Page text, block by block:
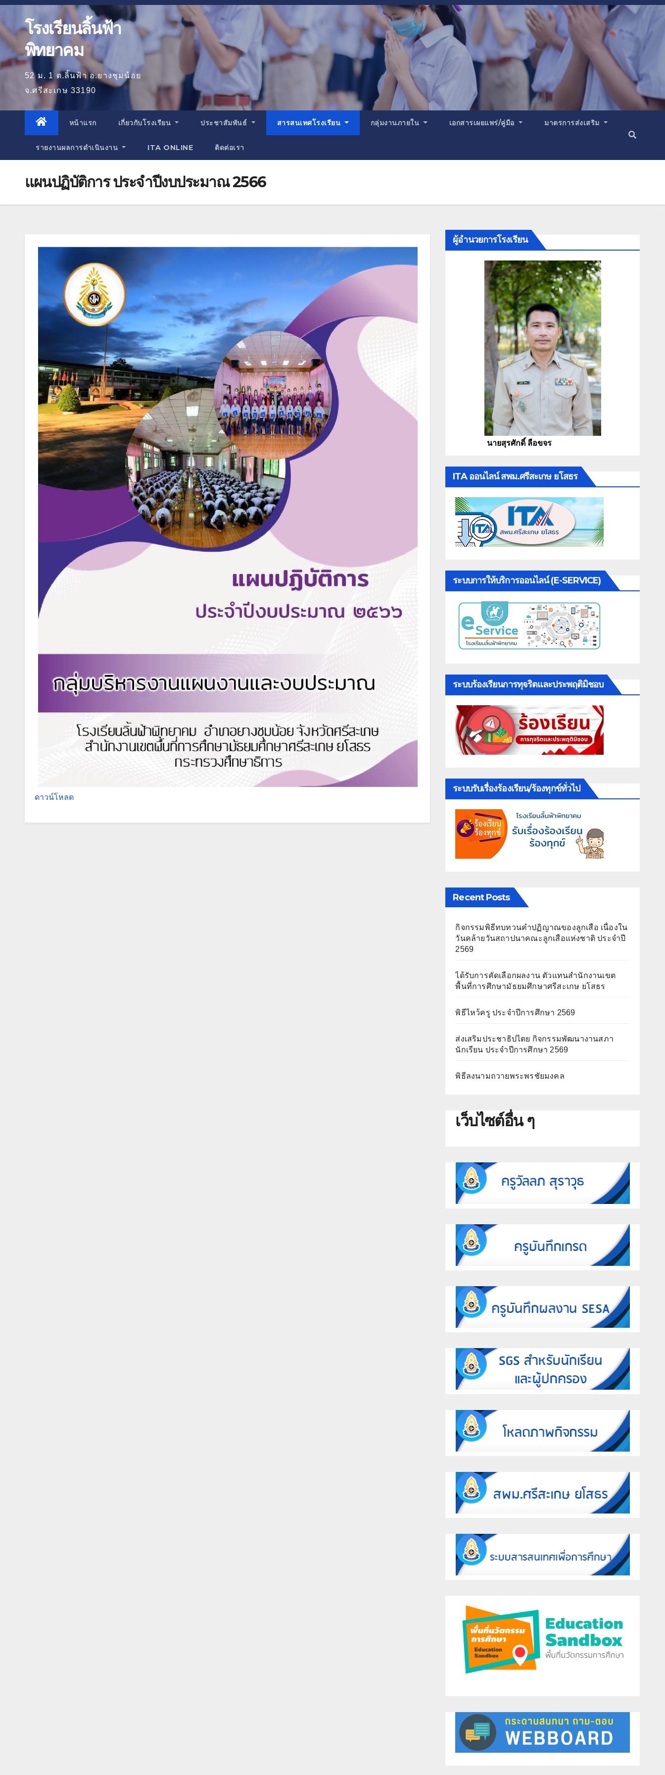
โรงเรียนลิ้นฟ้า
พิทยาคม
52 ม. 1 ต.ลิ้นฟ้า อ.ยางชุมน้อย
จ.ศรีสะเกษ 33190
หน้าแรก เกี่ยวกับโรงเรียน ประชาสัมพันธ์ สารสนเทศโรงเรียน กลุ่มงานภายใน เอกสารเผยแพร่/คู่มือ มาตรการส่งเสริม
รายงานผลการดำเนินงาน ITA ONLINE ติดต่อเรา
แผนปฏิบัติการ ประจำปีงบประมาณ 2566
ดาวน์โหลด
ผู้อำนวยการโรงเรียน
นายสุรศักดิ์ ลือขจร
ITA ออนไลน์ สพม.ศรีสะเกษ ยโสธร
ระบบการให้บริการออนไลน์ (E-SERVICE)
ระบบร้องเรียนการทุจริตและประพฤติมิชอบ
ระบบรับเรื่องร้องเรียน/ร้องทุกข์ทั่วไป
Recent Posts
กิจกรรมพิธีทบทวนคำปฏิญาณของลูกเสือ เนื่องใน
วันคล้ายวันสถาปนาคณะลูกเสือแห่งชาติ ประจำปี
2569
ได้รับการคัดเลือกผลงาน ตัวแทนสำนักงานเขต
พื้นที่การศึกษามัธยมศึกษาศรีสะเกษ ยโสธร
พิธีไหว้ครู ประจำปีการศึกษา 2569
ส่งเสริมประชาธิปไตย กิจกรรมพัฒนางานสภา
นักเรียน ประจำปีการศึกษา 2569
พิธีลงนามถวายพระพรชัยมงคล
เว็บไซต์อื่น ๆ